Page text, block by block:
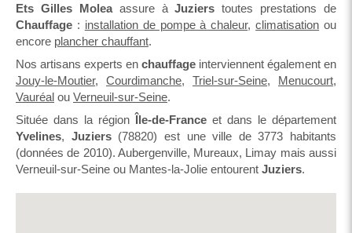
Ets Gilles Moleaassure àJuziers toutes prestations de
Chauffage : installation de pompe à chaleur,climatisation ou
encore plancher chauffant.
Nos artisans experts en chauffage interviennent également en
Jouy-le-Moutier, Courdimanche, Triel-sur-Seine, Menucourt,
Vauréal ou Verneuil-sur-Seine.
Située dans la région Île-de-France et dans le département
Yvelines, Juziers(78820) est une ville de 3773 habitants
(données de 2010). Aubergenville, Mureaux, Limay mais aussi
Verneuil-sur-Seine ou Mantes-la-Jolie entourent Juziers.